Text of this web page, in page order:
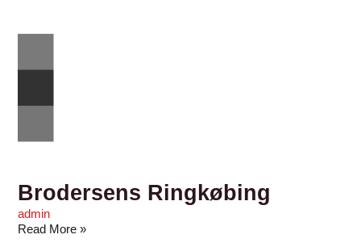
Brodersens Ringkøbing
admin
Read More »